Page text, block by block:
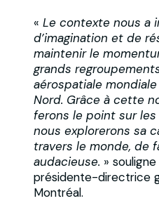
« Le contexte nous a
d’imagination et de
maintenir le
grands
aérospatiale
Nord. Grâce à cette
ferons le point sur
nous explorerons sa
travers le monde, de
audacieuse. »
présidente-directrice
Montréal.